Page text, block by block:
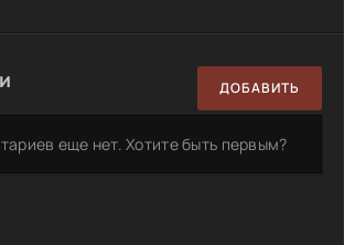
ДОБАВИТЬ
еще нет. Хотите быть первым?